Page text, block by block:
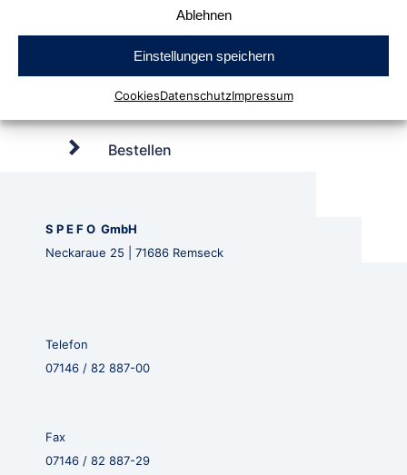
Ablehnen
Einstellungen speichern
CookiesDatenschutzImpressum
Bestellen
S P E F O GmbH
Neckaraue 25 | 71686 Remseck
Telefon
07146 / 82 887-00
Fax
07146 / 82 887-29